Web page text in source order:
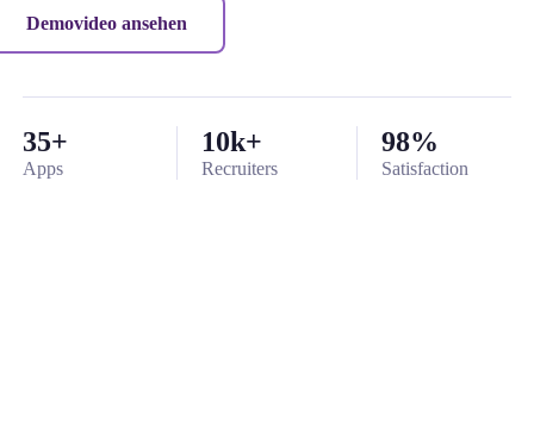
Demovideo ansehen
35+
Apps
10k+
Recruiters
98%
Satisfaction